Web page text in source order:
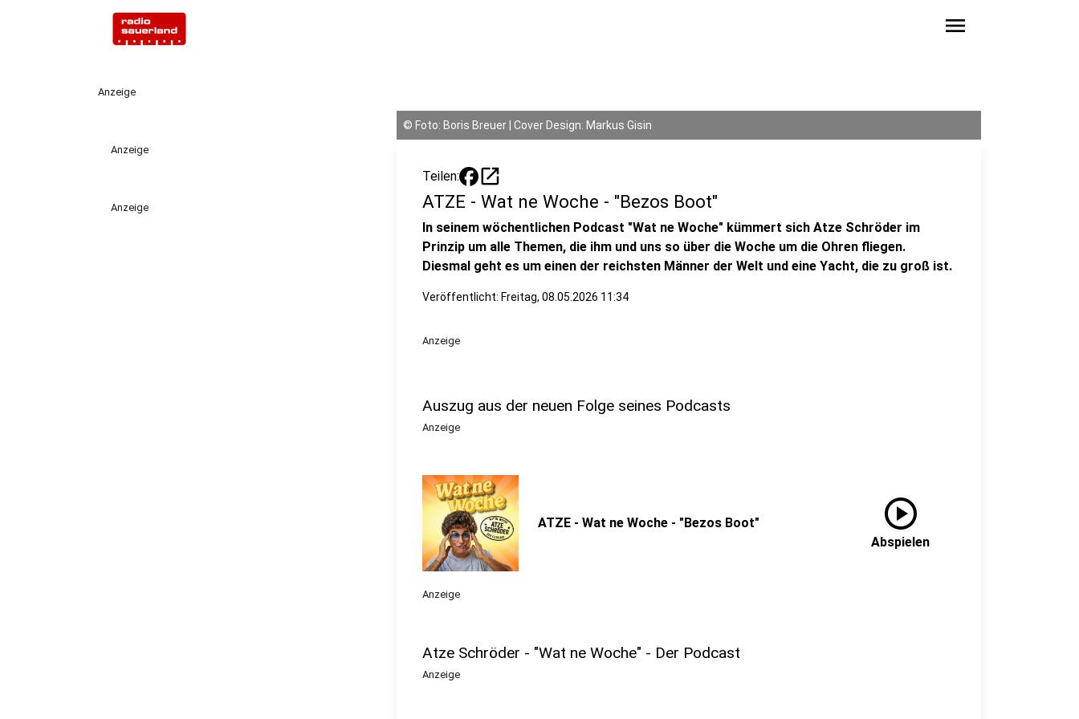
menu
Anzeige
Anzeige
Anzeige
© Foto: Boris Breuer | Cover Design: Markus Gisin
Teilen: open_in_new
ATZE - Wat ne Woche - "Bezos Boot"
In seinem wöchentlichen Podcast "Wat ne Woche" kümmert sich Atze Schröder im
Prinzip um alle Themen, die ihm und uns so über die Woche um die Ohren fliegen.
Diesmal geht es um einen der reichsten Männer der Welt und eine Yacht, die zu groß ist.
Veröffentlicht: Freitag, 08.05.2026 11:34
Anzeige
Auszug aus der neuen Folge seines Podcasts
Anzeige
ATZE - Wat ne Woche - "Bezos Boot" play_circle
Abspielen
Anzeige
Atze Schröder - "Wat ne Woche" - Der Podcast
Anzeige